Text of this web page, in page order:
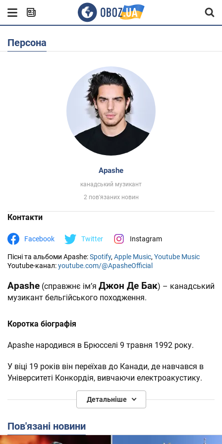
Персона
Apashe
канадський музикант
2 пов'язаних новин
Контакти
Facebook Twitter Instagram
Пісні та альбоми Apashe:Spotify, Apple Music, Youtube Music
Youtube-канал:youtube.com/@ApasheOfficial
Apashe (справжнє ім’я Джон Де Бак) – канадський
музикант бельгійського походження.
Коротка біографія
Apashe народився в Брюсселі 9 травня 1992 року.
У віці 19 років він переїхав до Канади, де навчався в
Університеті Конкордія, вивчаючи електроакустику.
Після закінчення навчання працював звукорежисером
у студії Apollo Studio, де брав участь у роботі над
звуковим оформленням для відеоігор (серед яких,
Assassin's Creed, Watch Dogs, Far Cry). Також працював
Детальніше
Пов'язані новини